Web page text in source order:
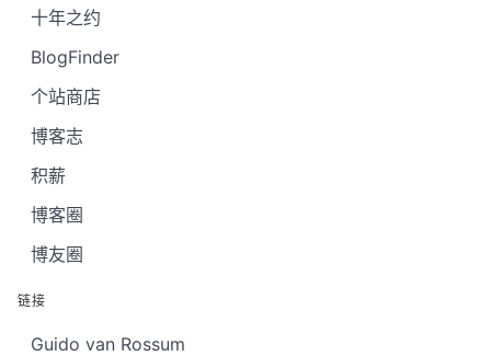
十年之约
BlogFinder
个站商店
博客志
积薪
博客圈
博友圈
链接
Guido van Rossum